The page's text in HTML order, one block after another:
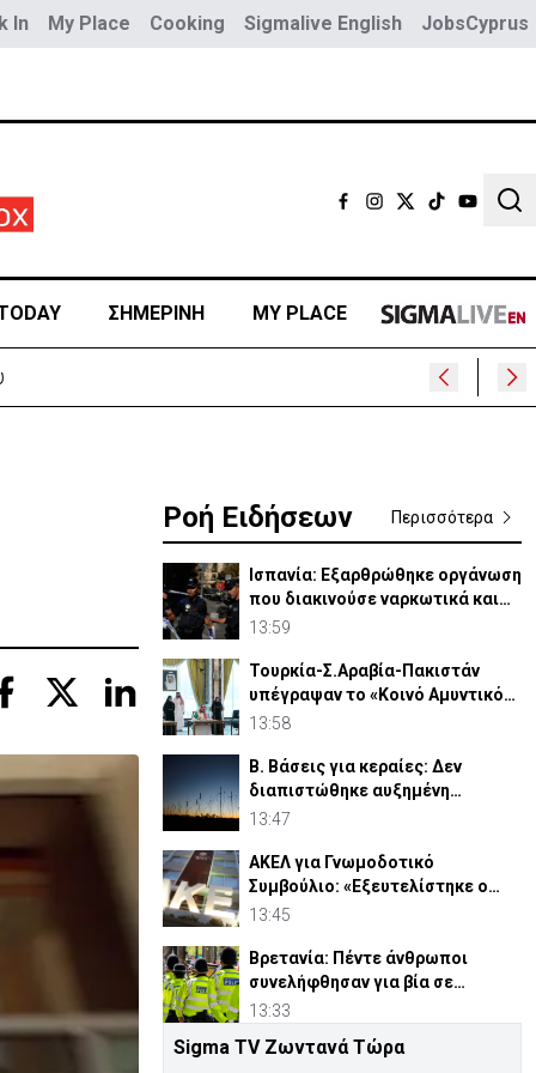
In My Place Cooking Sigmalive English JobsCyprus
ΣΗΜΕΡΙΝΗ MY PLACE
Ροή Ειδήσεων Περισσότερα
Ισπανία: Εξαρθρώθηκε οργάνωση
που διακινούσε ναρκωτικά και
μετανάστες
13:59
Τουρκία-Σ.Αραβία-Πακιστάν
υπέγραψαν το «Κοινό Αμυντικό
Σύμφωνο της Μέκκας»
13:58
Β. Βάσεις για κεραίες: Δεν
διαπιστώθηκε αυξημένη
συχνότητα εμφάνισης καρκίνου
13:47
ΑΚΕΛ για Γνωμοδοτικό
Συμβούλιο: «Εξευτελίστηκε ο
θεσμός»
13:45
Βρετανία: Πέντε άνθρωποι
συνελήφθησαν για βία σε
διαδήλωση κατά των
13:33
Eurostat: €112 εκατ. οι κρατικές
Sigma TV Ζωντανά Τώρα